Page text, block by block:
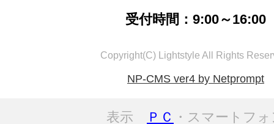
受付時間：9:00～16:00
Copyright(C) Lightstyle All Rights
NP-CMS ver4 by Netprompt
表示 ＰＣ ・スマートフ